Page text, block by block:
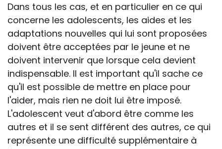
Dans tous les cas, et en particulier en ce qui
concerne les adolescents, les aides et les
adaptations nouvelles qui lui sont proposées
doivent être acceptées par le jeune et ne
doivent intervenir que lorsque cela devient
indispensable. Il est important qu'il sache ce
qu'il est possible de mettre en place pour
l'aider, mais rien ne doit lui être imposé.
L'adolescent veut d'abord être comme les
autres et il se sent différent des autres, ce qui
représente une difficulté supplémentaire à